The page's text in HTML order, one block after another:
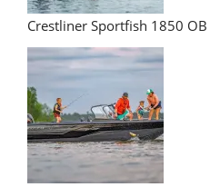
Crestliner Sportfish 1850 OB